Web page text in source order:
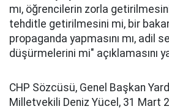
mı, öğrencilerin zorla getirilmesini
tehditle getirilmesini mi, bir
propaganda yapmasını mı, adil
düşürmelerini mi" açıklamasını
CHP Sözcüsü, Genel Başkan
Milletvekili Deniz Yücel, 31 Mart